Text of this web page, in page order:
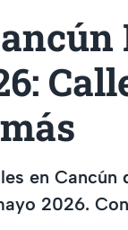
en Cancún
2026.